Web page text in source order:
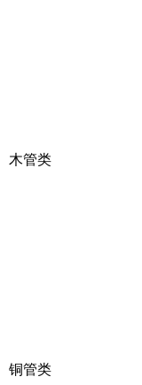
木管类
铜管类